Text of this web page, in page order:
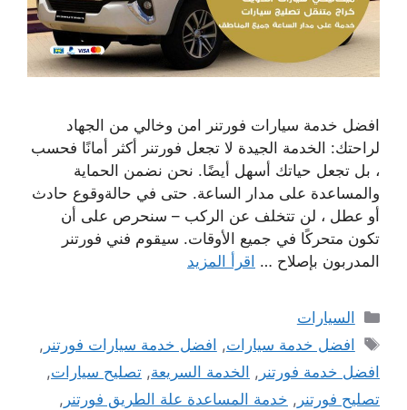
افضل خدمة سيارات فورتنر امن وخالي من الجهاد
لراحتك: الخدمة الجيدة لا تجعل فورتنر أكثر أمانًا فحسب
، بل تجعل حياتك أسهل أيضًا. نحن نضمن الحماية
والمساعدة على مدار الساعة. حتى في حالةوقوع حادث
أو عطل ، لن تتخلف عن الركب – سنحرص على أن
تكون متحركًا في جميع الأوقات. سيقوم فني فورتنر
المدربون بإصلاح … اقرأ المزيد
التصنيفات
السيارات
الوسوم
افضل خدمة سيارات, افضل خدمة سيارات فورتنر ,
افضل خدمة فورتنر , الخدمة السريعة, تصليح سيارات,
تصليح فورتنر , خدمة المساعدة علة الطريق فورتنر ,